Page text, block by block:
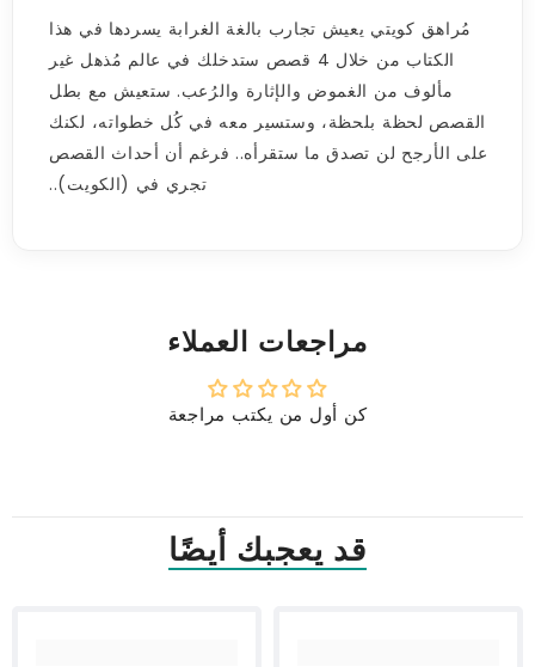
مُراهق كويتي يعيش تجارب بالغة الغرابة يسردها في هذا
الكتاب من خلال 4 قصص ستدخلك في عالم مُذهل غير
مألوف من الغموض والإثارة والرُعب. ستعيش مع بطل
القصص لحظة بلحظة، وستسير معه في كُل خطواته، لكنك
على الأرجح لن تصدق ما ستقرأه.. فرغم أن أحداث القصص
تجري في (الكويت)..
مراجعات العملاء
كن أول من يكتب مراجعة
قد يعجبك أيضًا